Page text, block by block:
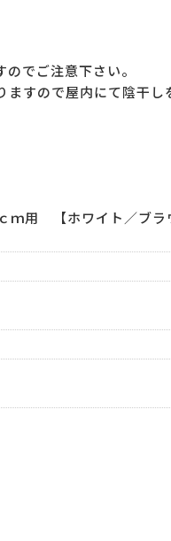
でご注意下さい。
すので屋内にて陰干し
用 【ホワイト／ブラ